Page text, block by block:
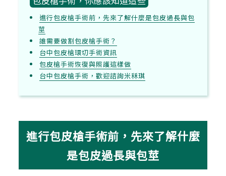
進行包皮槍手術前，先來了解什麼是包皮過長與包
莖
誰需要做割包皮槍手術？
台中包皮槍環切手術資訊
包皮槍手術恢復與照護這樣做
台中包皮槍手術，歡迎諮詢米秝琪
進行包皮槍手術前，先來了解什麼
是包皮過長與包莖